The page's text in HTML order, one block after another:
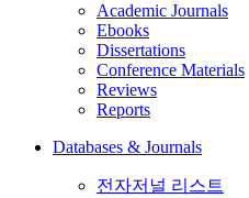
Academic Journals
Ebooks
Dissertations
Conference Materials
Reviews
Reports
Databases & Journals
전자저널 리스트